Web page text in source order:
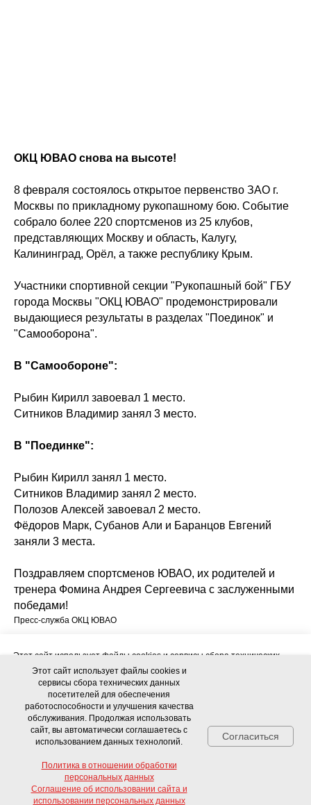
Этот сайт использует файлы cookies и сервисы сбора технических
данных посетителей для обеспечения работоспособности и
улучшения качества обслуживания. Продолжая использовать сайт, вы
автоматически соглашаетесь с использованием данных технологий.
Политика в отношении обработки персональных данных
Соглашение об использовании сайта и использовании персональных
Согласиться
Свяжитесь с нами!
ОКЦ ЮВАО снова на высоте!
8 февраля состоялось открытое первенство ЗАО г.
Москвы по прикладному рукопашному бою. Событие
собрало более 220 спортсменов из 25 клубов,
представляющих Москву и область, Калугу,
Калининград, Орёл, а также республику Крым.
Участники спортивной секции "Рукопашный бой" ГБУ
города Москвы "ОКЦ ЮВАО" продемонстрировали
выдающиеся результаты в разделах "Поединок" и
"Самооборона".
В "Самообороне":
Рыбин Кирилл завоевал 1 место.
Ситников Владимир занял 3 место.
В "Поединке":
Рыбин Кирилл занял 1 место.
Ситников Владимир занял 2 место.
Полозов Алексей завоевал 2 место.
Фёдоров Марк, Субанов Али и Баранцов Евгений
заняли 3 места.
Поздравляем спортсменов ЮВАО, их родителей и
тренера Фомина Андрея Сергеевича с заслуженными
победами!
Пресс-служба ОКЦ ЮВАО
Об ОКЦ Документы
Противодействие коррупции
Этот сайт использует файлы cookies и
сервисы сбора технических данных
посетителей для обеспечения
работоспособности и улучшения качества
обслуживания. Продолжая использовать
сайт, вы автоматически соглашаетесь с
использованием данных технологий.
Политика в отношении обработки
персональных данных
Соглашение об использовании сайта и
использовании персональных данных
Согласиться